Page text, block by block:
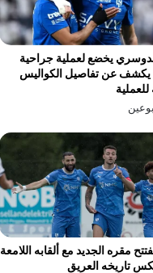
يخضع لعملية جراحية
يكشف عن تفاصيل الكواليس
للعملية
مقره الجديد مع ألقابه اللامعة
تاريخه العريق